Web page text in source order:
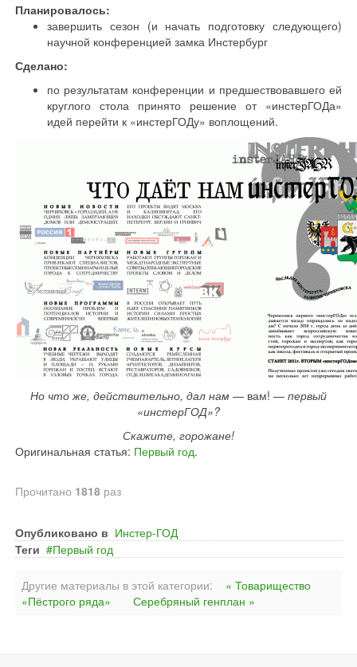
Планировалось:
завершить сезон (и начать подготовку следующего)
научной конференцией замка Инстербург
Сделано:
по результатам конференции и предшествовавшего ей
круглого стола принято решение от «инстерГОДа»
идей перейти к «инстерГОДу» воплощений.
Но что же, действительно, дал нам — вам! — первый
«инстерГОД»?
Скажите, горожане!
Оригинальная статья: Первый год.
Прочитано 1818 раз
Опубликовано в Инстер-ГОД
Теги
Первый год
Другие материалы в этой категории:
« Товарищество
«Пёстрого ряда»
Серебряный генплан »